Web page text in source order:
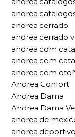
andrea
andrea cerrado
andrea cerrado
andrea com
andrea com
andrea com
Andrea Confort
Andrea Dama
Andrea Dama
andrea de
andrea deportivo